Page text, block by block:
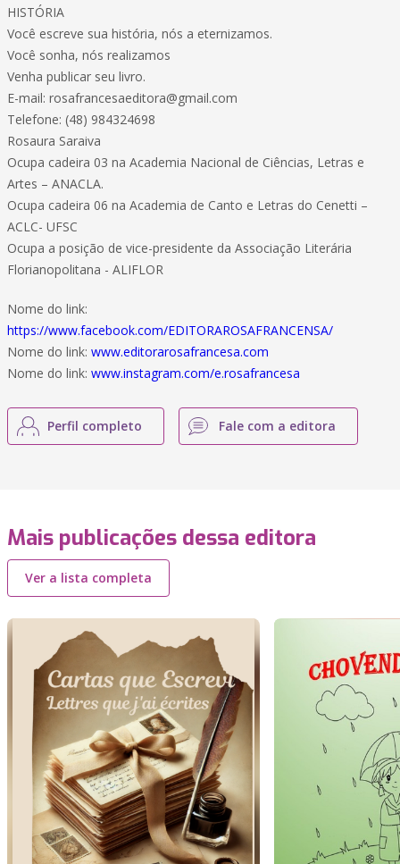
HISTÓRIA
Você escreve sua história, nós a eternizamos.
Você sonha, nós realizamos
Venha publicar seu livro.
E-mail: rosafrancesaeditora@gmail.com
Telefone: (48) 984324698
Rosaura Saraiva
Ocupa cadeira 03 na Academia Nacional de Ciências, Letras e
Artes – ANACLA.
Ocupa cadeira 06 na Academia de Canto e Letras do Cenetti –
ACLC- UFSC
Ocupa a posição de vice-presidente da Associação Literária
Florianopolitana - ALIFLOR
Nome do link:
https://www.facebook.com/EDITORAROSAFRANCENSA/
Nome do link: www.editorarosafrancesa.com
Nome do link: www.instagram.com/e.rosafrancesa
Perfil completo Fale com a editora
Mais publicações dessa editora
Ver a lista completa